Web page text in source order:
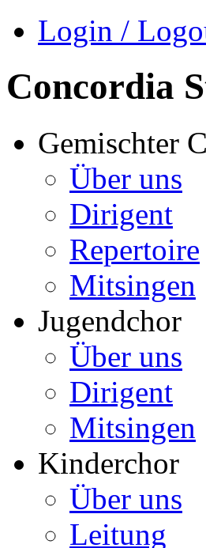
Login /
Concordia
Gemischter
Über uns
Dirigent
Repertoire
Mitsingen
Jugendchor
Über uns
Dirigent
Mitsingen
Kinderchor
Über uns
Leitung